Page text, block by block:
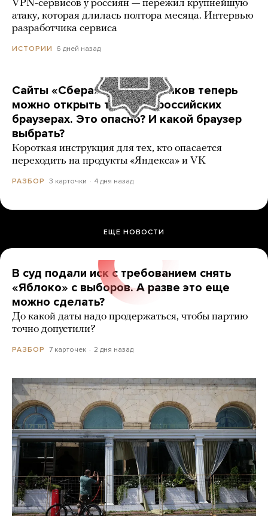
VPN-сервисов у россиян — пережил крупнейшую
атаку, которая длилась полтора месяца. Интервью
разработчика сервиса
ИСТОРИИ 6 дней назад
Сайты «Сбера» и других банков теперь
можно открыть только в российских
браузерах. Это опасно? И какой браузер
выбрать?
Короткая инструкция для тех, кто опасается
переходить на продукты «Яндекса» и VK
РАЗБОР 3 карточки 4 дня назад
ЕЩЕ НОВОСТИ
В суд подали иск с требованием снять
«Яблоко» с выборов. А разве это еще
можно сделать?
До какой даты надо продержаться, чтобы партию
точно допустили?
РАЗБОР 7 карточек 2 дня назад